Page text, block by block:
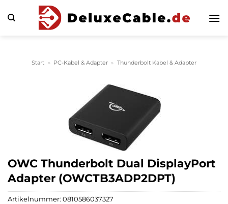
Inhalt
Start » PC-Kabel & Adapter » Thunderbolt Kabel & Adapter
OWC Thunderbolt Dual DisplayPort
Adapter (OWCTB3ADP2DPT)
Artikelnummer: 0810586037327